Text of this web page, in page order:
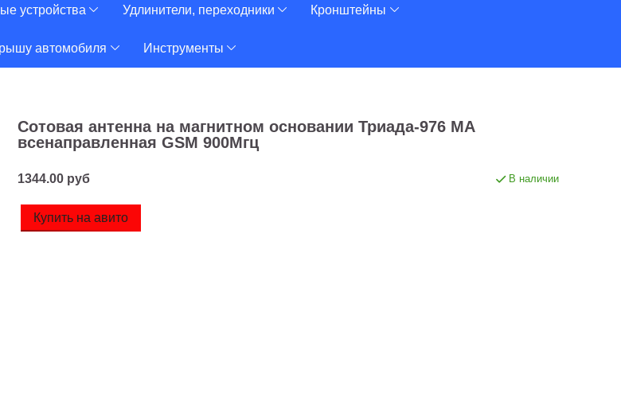
устройства Удлинители, переходники Кронштейны
автомобиля Инструменты
Сотовая антенна на магнитном основании Триада-976 МА
всенаправленная GSM 900Мгц
1344.00 руб В наличии
Купить на авито